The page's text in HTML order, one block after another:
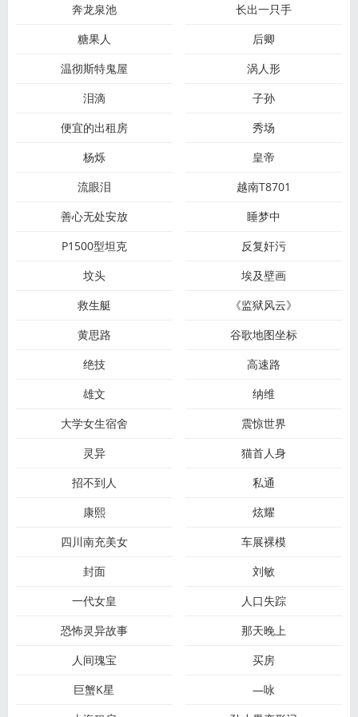
奔龙泉池
长出一只手
糖果人
后卿
温彻斯特鬼屋
涡人形
泪滴
子孙
便宜的出租房
秀场
杨烁
皇帝
流眼泪
越南T8701
善心无处安放
睡梦中
P1500型坦克
反复奸污
坟头
埃及壁画
救生艇
《监狱风云》
黄思路
谷歌地图坐标
绝技
高速路
雄文
纳维
大学女生宿舍
震惊世界
灵异
猫首人身
招不到人
私通
康熙
炫耀
四川南充美女
车展裸模
封面
刘敏
一代女皇
人口失踪
恐怖灵异故事
那天晚上
人间瑰宝
买房
巨蟹K星
—咏